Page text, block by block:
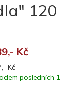
120
Kč
Kč
posledních 1